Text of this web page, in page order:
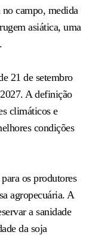
campo, medida
asiática, uma
21 de setembro
A definição
climáticos e
condições
os produtores
agropecuária. A
a sanidade
da soja